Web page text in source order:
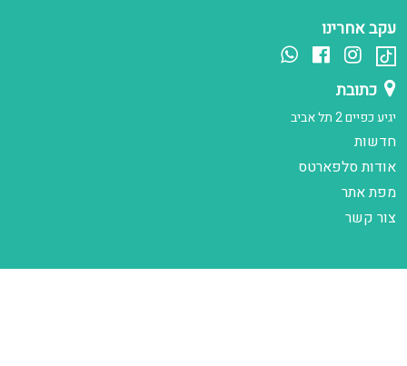
עקב אחרינו
כתובת
יגיע כפיים 2 תל אביב
חדשות
אודות סלפארטס
מפת אתר
צור קשר